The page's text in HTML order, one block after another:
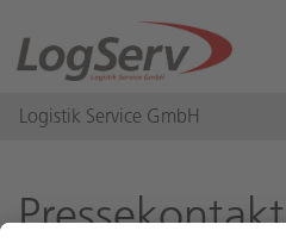
Logistik Service GmbH
Pres­se­kon­takt